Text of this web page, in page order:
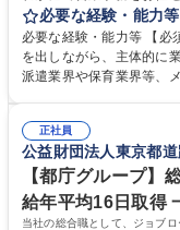
の作成・カタログ送付・
善をお任せ。 【教育制度】ご入社後、育成担当とペアになりながらOJTに
て業務を覚えていただく
れているため、スムーズ
常に改善を目指す風土の
募集職種 【大阪・京都・
必要な経験・能力等
必要な経験・能力等 【必
を出しながら、主体的に
派遣業界や保育業界等、
により、キーエンスの付
えて、お客様や社員の状
待され。組織を支えるス
社員から頼られる存在に
務の持ち帰りも禁止され
歴・資格 学歴：大学院 大
正社員
公益財団法人東京都
【都庁グループ】
給年平均16日取得
当社の総合職として、ジョブ